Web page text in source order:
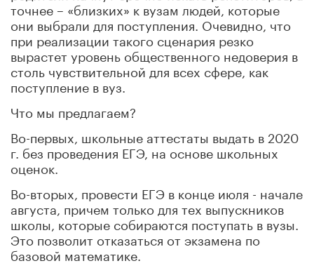
точнее – «близких» к вузам людей, которые
они выбрали для поступления. Очевидно, что
при реализации такого сценария резко
вырастет уровень общественного недоверия в
столь чувствительной для всех сфере, как
поступление в вуз.
Что мы предлагаем?
Во-первых, школьные аттестаты выдать в 2020
г. без проведения ЕГЭ, на основе школьных
оценок.
Во-вторых, провести ЕГЭ в конце июля - начале
августа, причем только для тех выпускников
школы, которые собираются поступать в вузы.
Это позволит отказаться от экзамена по
базовой математике.